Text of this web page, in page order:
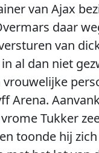
van Ajax
daar
van
al dan niet
Arena.
Tukker
toonde hij